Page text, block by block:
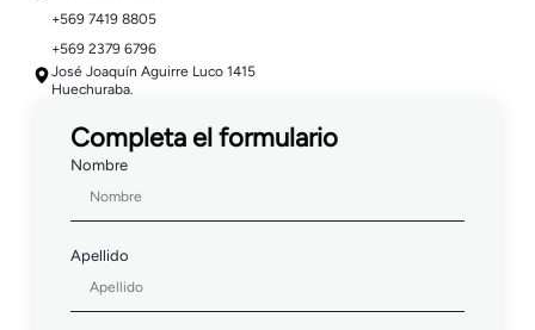
+569 7419 8805
+569 2379 6796
José Joaquín Aguirre Luco 1415
Huechuraba.
Completa el formulario
Nombre
Apellido